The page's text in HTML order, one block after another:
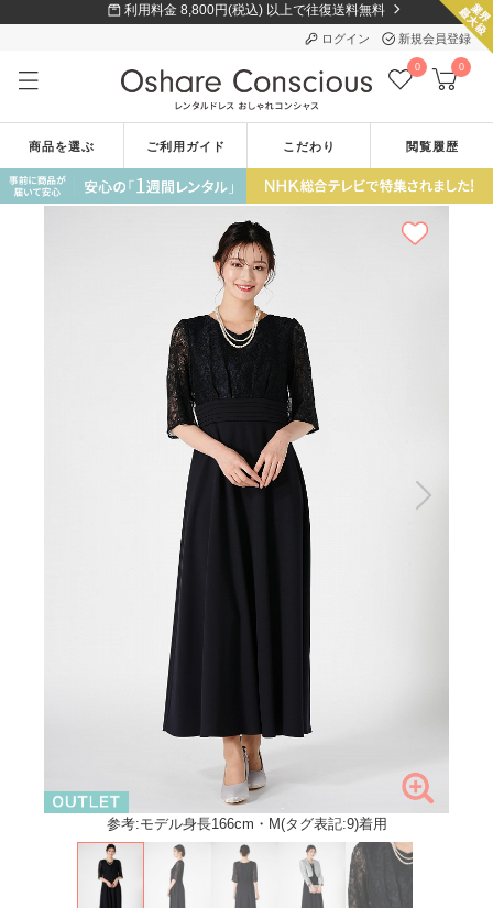
利用料金 8,800円(税込) 以上で往復送料無料
ログイン 新規会員登録
0 0
商品を選ぶ ご利用ガイド こだわり 閲覧履歴
参考:モデル身長166cm・M(タグ表記:9)着用